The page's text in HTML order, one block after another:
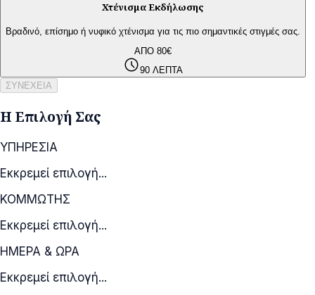
Χτένισμα Εκδήλωσης
Βραδινό, επίσημο ή νυφικό χτένισμα για τις πιο σημαντικές στιγμές σας.
ΑΠΟ 80€
schedule90 ΛΕΠΤΑ
ΣΥΝΕΧΕΙΑ
Η Επιλογή Σας
ΥΠΗΡΕΣΙΑ
Εκκρεμεί επιλογή...
ΚΟΜΜΩΤΗΣ
Εκκρεμεί επιλογή...
ΗΜΕΡΑ & ΩΡΑ
Εκκρεμεί επιλογή...